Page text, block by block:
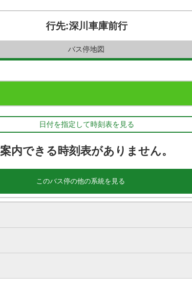
行先:深川車庫前行
バス停地図
日付を指定して時刻表を見る
案内できる時刻表がありません。
このバス停の他の系統を見る